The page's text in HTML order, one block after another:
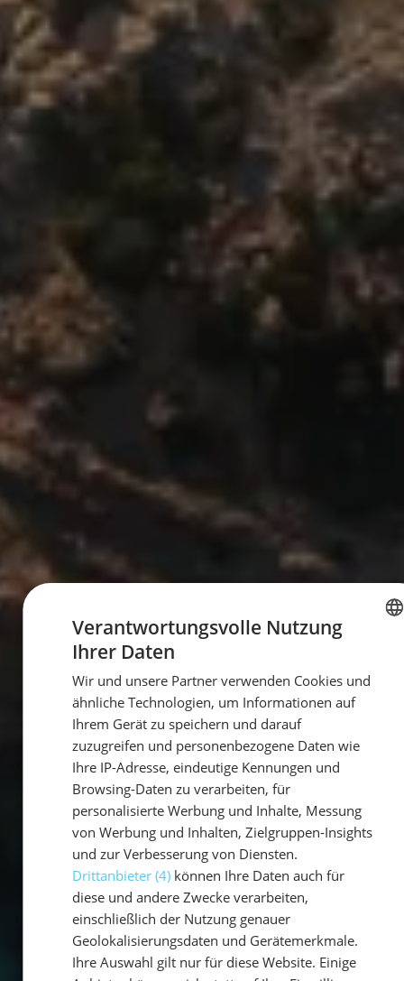
GERMAN
Verantwortungsvolle Nutzung
Ihrer Daten
Wir und unsere Partner verwenden Cookies und
ähnliche Technologien, um Informationen auf
Ihrem Gerät zu speichern und darauf
zuzugreifen und personenbezogene Daten wie
Ihre IP-Adresse, eindeutige Kennungen und
Browsing-Daten zu verarbeiten, für
personalisierte Werbung und Inhalte, Messung
von Werbung und Inhalten, Zielgruppen-Insights
und zur Verbesserung von Diensten.
Drittanbieter (4)können Ihre Daten auch für
diese und andere Zwecke verarbeiten,
einschließlich der Nutzung genauer
Geolokalisierungsdaten und Gerätemerkmale.
Ihre Auswahl gilt nur für diese Website. Einige